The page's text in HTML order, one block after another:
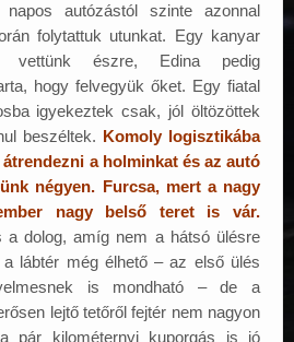
autózástól szinte azonnal
folytattuk utunkat. Egy kanyar
vettünk észre, Edina pedig
hogy felvegyük őket. Egy fiatal
igyekeztek csak, jól öltözöttek
beszéltek. Komoly logisztikába
a holminkat és az autó
négyen. Furcsa, mert a nagy
nagy belső teret is vár.
a dolog, amíg nem a hátsó ülésre
lábtér még élhető – az első ülés
is mondható – de a
lejtő tetőről fejtér nem nagyon
pár kilométernyi kuporgás is jó